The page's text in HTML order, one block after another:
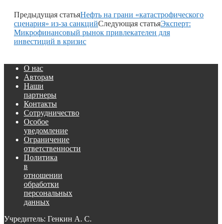
Предыдущая статьяНефть на грани «катастрофического
сценария» из-за санкцийСледующая статьяЭксперт:
Микрофинансовый рынок привлекателен для
инвестиций в кризис
О нас
Авторам
Наши
партнеры
Контакты
Сотрудничество
Особое
уведомление
Ограничение
ответственности
Политика
в
отношении
обработки
персональных
данных
Учредитель: Генкин А. С.